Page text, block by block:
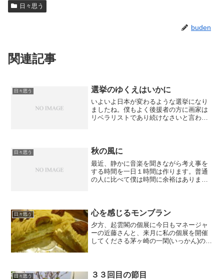
日々思う
buden
関連記事
日々思う 選挙のゆくえはいかに
いよいよ日本が変わるような選挙になり
ましたね。僕もよく後援者の方に画家は
リベラリストであり続けなさいと言われ
関係にありました。前にも...
日々思う 秋の風に
最近、静かに音楽を聞きながら考え事を
する時間を一日１時間は作ります。普通
の人に比べて僕は時間に余裕はあります
との別れ ということにつ...
日々思う 心を感じるモンブラン
夕方、起雲閣の個展に今日もマネージャ
ーの近藤さんと、来月に私の個展を開催
してくださる茅ヶ崎の一閑(いっかん)のオ
も、その建築と調度品の...
日々思う ３３回目の節目